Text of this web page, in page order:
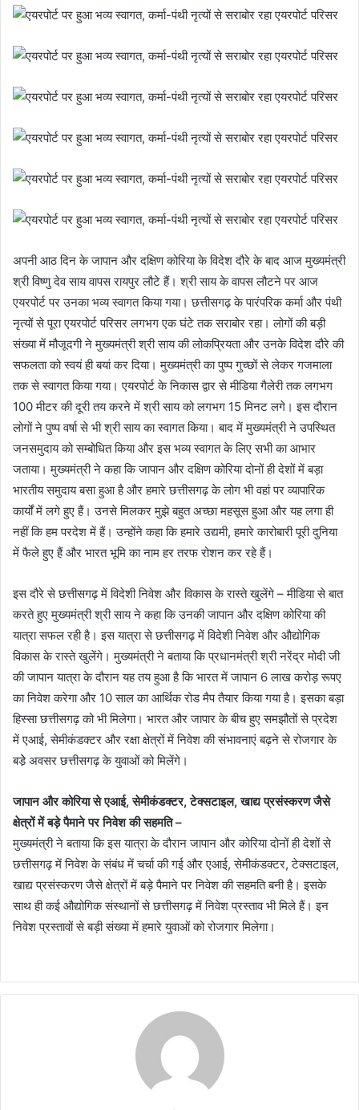
अपनी आठ दिन के जापान और दक्षिण कोरिया के विदेश दौरे के बाद आज मुख्यमंत्री
श्री विष्णु देव साय वापस रायपुर लौटे हैं। श्री साय के वापस लौटने पर आज
एयरपोर्ट पर उनका भव्य स्वागत किया गया। छत्तीसगढ़ के पारंपरिक कर्मा और पंथी
नृत्यों से पूरा एयरपोर्ट परिसर लगभग एक घंटे तक सराबोर रहा। लोगों की बड़ी
संख्या में मौजूदगी ने मुख्यमंत्री श्री साय की लोकप्रियता और उनके विदेश दौरे की
सफलता को स्वयं ही बयां कर दिया। मुख्यमंत्री का पुष्प गुच्छों से लेकर गजमाला
तक से स्वागत किया गया। एयरपोर्ट के निकास द्वार से मीडिया गैलेरी तक लगभग
100 मीटर की दूरी तय करने में श्री साय को लगभग 15 मिनट लगे। इस दौरान
लोगों ने पुष्प वर्षा से भी श्री साय का स्वागत किया। बाद में मुख्यमंत्री ने उपस्थित
जनसमुदाय को सम्बोधित किया और इस भव्य स्वागत के लिए सभी का आभार
जताया। मुख्यमंत्री ने कहा कि जापान और दक्षिण कोरिया दोनों ही देशों में बड़ा
भारतीय समुदाय बसा हुआ है और हमारे छत्तीसगढ़ के लोग भी वहां पर व्यापारिक
कार्यों में लगे हुए हैं। उनसे मिलकर मुझे बहुत अच्छा महसूस हुआ और यह लगा ही
नहीं कि हम परदेश में हैं। उन्होंने कहा कि हमारे उद्यमी, हमारे कारोबारी पूरी दुनिया
में फैले हुए हैं और भारत भूमि का नाम हर तरफ रोशन कर रहे हैं।
इस दौरे से छत्तीसगढ़ में विदेशी निवेश और विकास के रास्ते खुलेंगे – मीडिया से बात
करते हुए मुख्यमंत्री श्री साय ने कहा कि उनकी जापान और दक्षिण कोरिया की
यात्रा सफल रही है। इस यात्रा से छत्तीसगढ़ में विदेशी निवेश और औद्योगिक
विकास के रास्ते खुलेंगे। मुख्यमंत्री ने बताया कि प्रधानमंत्री श्री नरेंद्र मोदी जी
की जापान यात्रा के दौरान यह तय हुआ है कि भारत में जापान 6 लाख करोड़ रूपए
का निवेश करेगा और 10 साल का आर्थिक रोड मैप तैयार किया गया है। इसका बड़ा
हिस्सा छत्तीसगढ़ को भी मिलेगा। भारत और जापार के बीच हुए समझौतों से प्रदेश
में एआई, सेमीकंडक्टर और रक्षा क्षेत्रों में निवेश की संभावनाएं बढ़ने से रोजगार के
बडे़े अवसर छत्तीसगढ़ के युवाओं को मिलेंगे।
जापान और कोरिया से एआई, सेमीकंडक्टर, टेक्सटाइल, खाद्य प्रसंस्करण जैसे
क्षेत्रों में बड़े पैमाने पर निवेश की सहमति –
मुख्यमंत्री ने बताया कि इस यात्रा के दौरान जापान और कोरिया दोनों ही देशों से
छत्तीसगढ़ में निवेश के संबंध में चर्चा की गई और एआई, सेमीकंडक्टर, टेक्सटाइल,
खाद्य प्रसंस्करण जैसे क्षेत्रों में बड़े पैमाने पर निवेश की सहमति बनी है। इसके
साथ ही कई औद्योगिक संस्थानों से छत्तीसगढ़ में निवेश प्रस्ताव भी मिले हैं। इन
निवेश प्रस्तावों से बड़ी संख्या में हमारे युवाओं को रोजगार मिलेगा।